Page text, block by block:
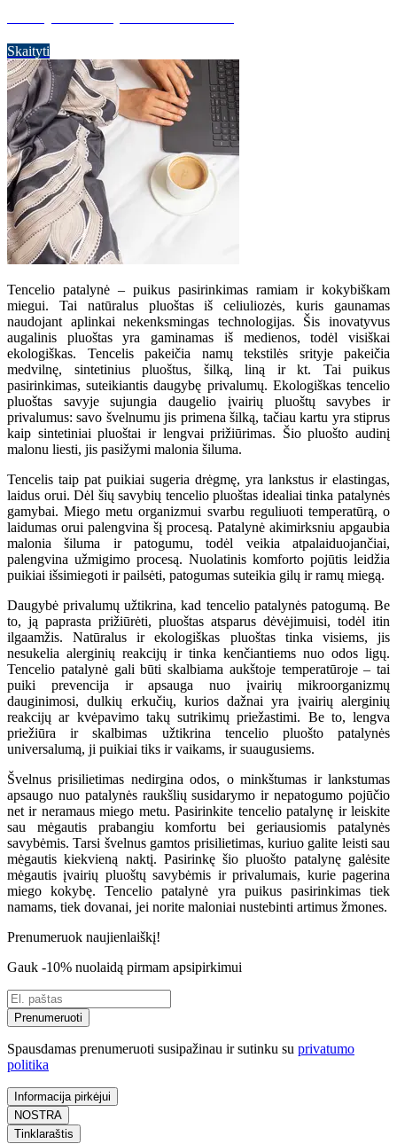
Skaityti
Tencelio patalynė – puikus pasirinkimas ramiam ir kokybiškam
miegui. Tai natūralus pluoštas iš celiuliozės, kuris gaunamas
naudojant aplinkai nekenksmingas technologijas. Šis inovatyvus
augalinis pluoštas yra gaminamas iš medienos, todėl visiškai
ekologiškas. Tencelis pakeičia namų tekstilės srityje pakeičia
medvilnę, sintetinius pluoštus, šilką, liną ir kt. Tai puikus
pasirinkimas, suteikiantis daugybę privalumų. Ekologiškas tencelio
pluoštas savyje sujungia daugelio įvairių pluoštų savybes ir
privalumus: savo švelnumu jis primena šilką, tačiau kartu yra stiprus
kaip sintetiniai pluoštai ir lengvai prižiūrimas. Šio pluošto audinį
malonu liesti, jis pasižymi malonia šiluma.
Tencelis taip pat puikiai sugeria drėgmę, yra lankstus ir elastingas,
laidus orui. Dėl šių savybių tencelio pluoštas idealiai tinka patalynės
gamybai. Miego metu organizmui svarbu reguliuoti temperatūrą, o
laidumas orui palengvina šį procesą. Patalynė akimirksniu apgaubia
malonia šiluma ir patogumu, todėl veikia atpalaiduojančiai,
palengvina užmigimo procesą. Nuolatinis komforto pojūtis leidžia
puikiai išsimiegoti ir pailsėti, patogumas suteikia gilų ir ramų miegą.
Daugybė privalumų užtikrina, kad tencelio patalynės patogumą. Be
to, ją paprasta prižiūrėti, pluoštas atsparus dėvėjimuisi, todėl itin
ilgaamžis. Natūralus ir ekologiškas pluoštas tinka visiems, jis
nesukelia alerginių reakcijų ir tinka kenčiantiems nuo odos ligų.
Tencelio patalynė gali būti skalbiama aukštoje temperatūroje – tai
puiki prevencija ir apsauga nuo įvairių mikroorganizmų
dauginimosi, dulkių erkučių, kurios dažnai yra įvairių alerginių
reakcijų ar kvėpavimo takų sutrikimų priežastimi. Be to, lengva
priežiūra ir skalbimas užtikrina tencelio pluošto patalynės
universalumą, ji puikiai tiks ir vaikams, ir suaugusiems.
Švelnus prisilietimas nedirgina odos, o minkštumas ir lankstumas
apsaugo nuo patalynės raukšlių susidarymo ir nepatogumo pojūčio
net ir neramaus miego metu. Pasirinkite tencelio patalynę ir leiskite
sau mėgautis prabangiu komfortu bei geriausiomis patalynės
savybėmis. Tarsi švelnus gamtos prisilietimas, kuriuo galite leisti sau
mėgautis kiekvieną naktį. Pasirinkę šio pluošto patalynę galėsite
mėgautis įvairių pluoštų savybėmis ir privalumais, kurie pagerina
miego kokybę. Tencelio patalynė yra puikus pasirinkimas tiek
namams, tiek dovanai, jei norite maloniai nustebinti artimus žmones.
Prenumeruok naujienlaiškį!
Gauk -10% nuolaidą pirmam apsipirkimui
Prenumeruoti
Spausdamas prenumeruoti susipažinau ir sutinku su privatumo
politika
Informacija pirkėjui
NOSTRA
Tinklaraštis